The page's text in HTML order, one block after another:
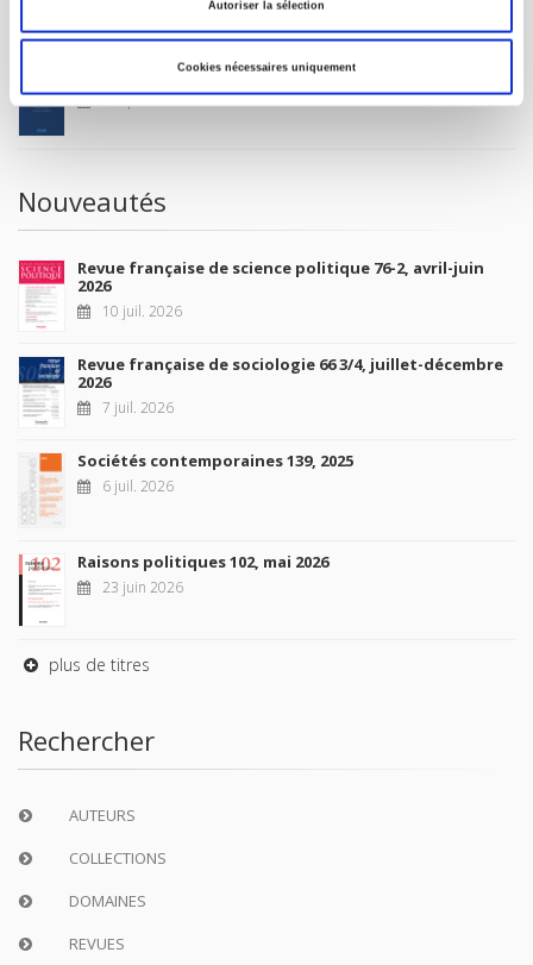
Autoriser la sélection
Cookies nécessaires uniquement
La France et l'Union européenne
4 sept. 2026
Nouveautés
Revue française de science politique 76-2, avril-juin
2026
10 juil. 2026
Revue française de sociologie 66 3/4, juillet-décembre
2026
7 juil. 2026
Sociétés contemporaines 139, 2025
6 juil. 2026
Raisons politiques 102, mai 2026
23 juin 2026
plus de titres
Rechercher
AUTEURS
COLLECTIONS
DOMAINES
REVUES